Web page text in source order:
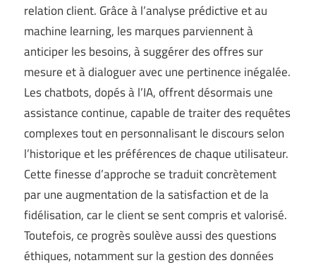
relation client. Grâce à l’analyse prédictive et au
machine learning, les marques parviennent à
anticiper les besoins, à suggérer des offres sur
mesure et à dialoguer avec une pertinence inégalée.
Les chatbots, dopés à l’IA, offrent désormais une
assistance continue, capable de traiter des requêtes
complexes tout en personnalisant le discours selon
l’historique et les préférences de chaque utilisateur.
Cette finesse d’approche se traduit concrètement
par une augmentation de la satisfaction et de la
fidélisation, car le client se sent compris et valorisé.
Toutefois, ce progrès soulève aussi des questions
éthiques, notamment sur la gestion des données